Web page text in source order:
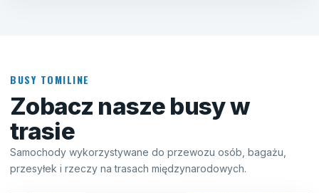
BUSY TOMILINE
Zobacz nasze busy w
trasie
Samochody wykorzystywane do przewozu osób, bagażu,
przesyłek i rzeczy na trasach międzynarodowych.